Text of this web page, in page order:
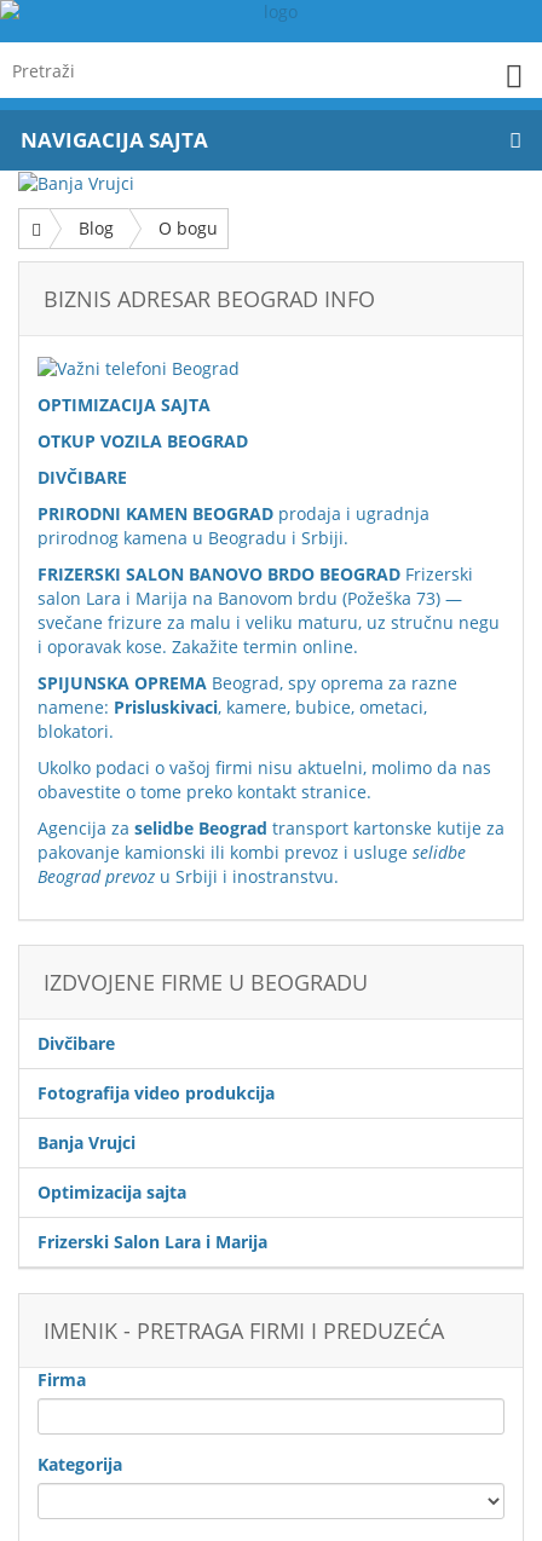
NAVIGACIJA SAJTA
Blog O bogu
BIZNIS ADRESAR BEOGRAD INFO
OPTIMIZACIJA SAJTA
OTKUP VOZILA BEOGRAD
DIVČIBARE
PRIRODNI KAMEN BEOGRAD prodaja i ugradnja
prirodnog kamena u Beogradu i Srbiji.
FRIZERSKI SALON BANOVO BRDO BEOGRAD Frizerski
salon Lara i Marija na Banovom brdu (Požeška 73) —
svečane frizure za malu i veliku maturu, uz stručnu negu
i oporavak kose. Zakažite termin online.
SPIJUNSKA OPREMA Beograd, spy oprema za razne
namene: Prisluskivaci, kamere, bubice, ometaci,
blokatori.
Ukolko podaci o vašoj firmi nisu aktuelni, molimo da nas
obavestite o tome preko kontakt stranice.
Agencija za selidbe Beograd transport kartonske kutije za
pakovanje kamionski ili kombi prevoz i usluge selidbe
Beograd prevoz u Srbiji i inostranstvu.
IZDVOJENE FIRME U BEOGRADU
Divčibare
Fotografija video produkcija
Banja Vrujci
Optimizacija sajta
Frizerski Salon Lara i Marija
IMENIK - PRETRAGA FIRMI I PREDUZEĆA
Firma
Kategorija